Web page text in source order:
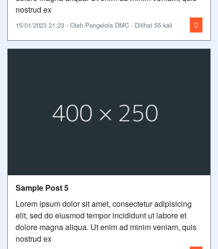
nostrud ex
15/01/2023 21:23 - Oleh Pengelola DMC - Dilihat 55 kali
Sample Post 5
Lorem ipsum dolor sit amet, consectetur adipisicing
elit, sed do eiusmod tempor incididunt ut labore et
dolore magna aliqua. Ut enim ad minim veniam, quis
nostrud ex